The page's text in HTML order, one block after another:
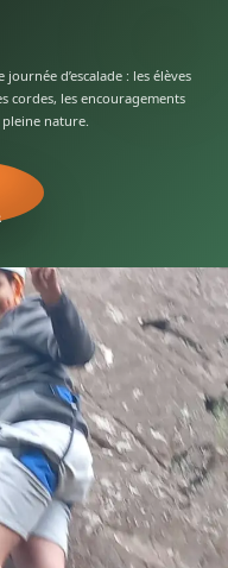
d’escalade : les élèves
cordes, les encouragements
nature.